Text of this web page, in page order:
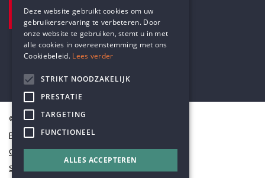
Pottenbrug 4
Antwerpen, 2000
© Humanistisch Verbond 2026
Privacy
Cookiestatement
Sitemap
DUTCH
Deze website gebruikt cookies om uw
gebruikerservaring te verbeteren. Door
onze website te gebruiken, stemt u in met
alle cookies in overeenstemming met ons
Cookiebeleid. Lees verder
STRIKT NOODZAKELIJK
PRESTATIE
TARGETING
FUNCTIONEEL
ALLES ACCEPTEREN